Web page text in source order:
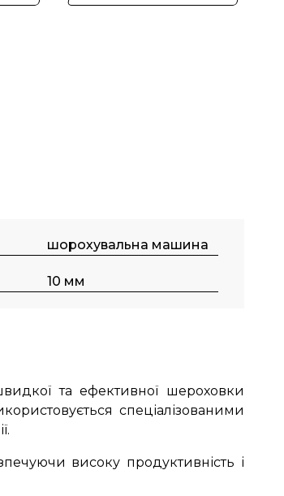
шорохувальна машина
10 мм
та ефективної шероховки
спеціалізованими
високу продуктивність і